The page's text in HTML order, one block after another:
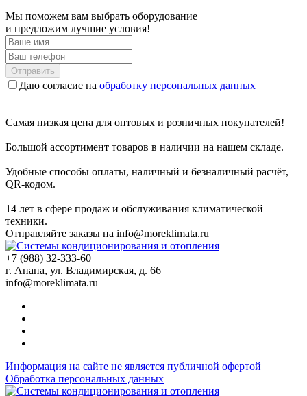
Мы поможем вам выбрать оборудование
и предложим лучшие условия!
Отправить
Даю согласие на обработку персональных данных
Самая низкая цена для оптовых и розничных покупателей!
Большой ассортимент товаров в наличии на нашем складе.
Удобные способы оплаты, наличный и безналичный расчёт,
QR-кодом.
14 лет в сфере продаж и обслуживания климатической
техники.
Отправляйте заказы на info@moreklimata.ru
+7 (988) 32-333-60
г. Анапа, ул. Владимирская, д. 66
info@moreklimata.ru
Информация на сайте не является публичной офертой
Обработка персональных данных